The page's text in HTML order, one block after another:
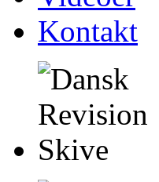
Kontakt